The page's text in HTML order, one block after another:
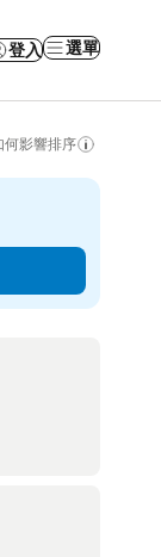
登入 選單
何影響排序